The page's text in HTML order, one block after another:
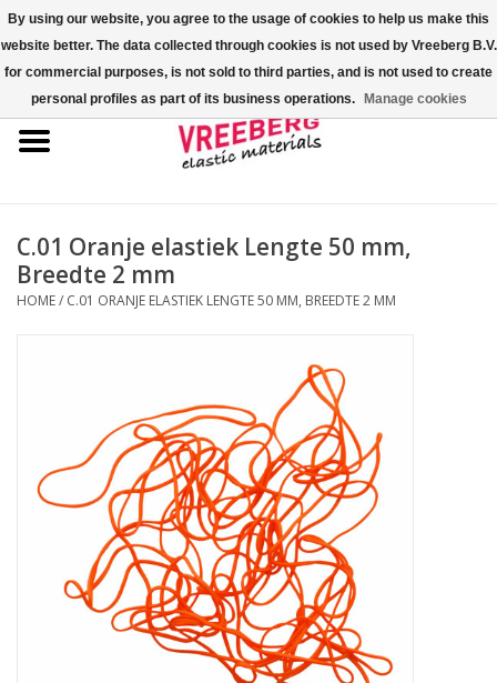
0 Artikelen - €0,00
Home
Gekleurde elastiekjes
Elastisch koord
Fastfix
Geknoopt elastiek
Zwarte elastiekjes aanbieding!
Witte elastiekjes aanbieding!
C.01 Oranje elastiek Lengte 50 mm,
Breedte 2 mm
HOME/ C.01 ORANJE ELASTIEK LENGTE 50 MM, BREEDTE 2 MM
By using our website, you agree to the usage of cookies to help us make this
website better. The data collected through cookies is not used by Vreeberg B.V.
for commercial purposes, is not sold to third parties, and is not used to create
personal profiles as part of its business operations.
Manage cookies